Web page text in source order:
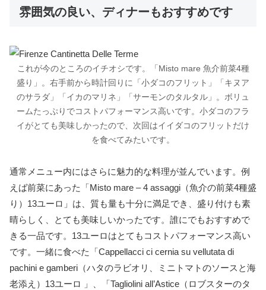
雰囲気の良い、ディナーもおすすめです
これが今のところのイチオシです。「Misto mare 魚介前菜4種
盛り」。右手前から時計回りに「小ダコのフリット」「キヌア
のサラダ」「イカのマリネ」「サーモンのタルタル」。ボリュ
ームたっぷりでコストパフォーマンス高いです。小ダコのフラ
イがとても美味しかったので、次回はイイダコのフリットだけ
を食べてみたいです。
通常メニュー内にはさらに魅力的な料理が並んでいます。例
えば前菜にあった「Misto mare – 4 assaggi（魚介の前菜4種盛
り）13ユーロ」は、質も量も十分に満足でき、盛り付けも素
晴らしく、とても美味しいかったです。誰にでもおすすめで
きる一品です。13ユーロはとてもコストパフォーマンス高い
です。一緒に食べた「Cappellacci ci cernia su vellutata di
pachini e gamberi（ハタのラビオリ、ミニトマトのソースと海
老添え）13ユーロ 」、「Tagliolini all’Astice（ロブスターのタ